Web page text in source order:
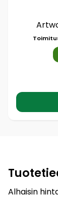
Alhaisin